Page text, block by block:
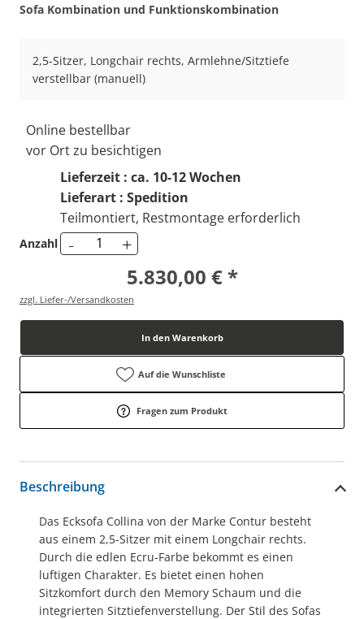
Sofa Kombination und Funktionskombination
2,5-Sitzer, Longchair rechts, Armlehne/Sitztiefe
verstellbar (manuell)
Online bestellbar
vor Ort zu besichtigen
Lieferzeit : ca. 10-12 Wochen
Lieferart : Spedition
Teilmontiert, Restmontage erforderlich
Anzahl - +
5.830,00 € *
zzgl. Liefer-/Versandkosten
In den Warenkorb
Auf die Wunschliste
Fragen zum Produkt
Beschreibung
Das Ecksofa Collina von der Marke Contur besteht
aus einem 2,5-Sitzer mit einem Longchair rechts.
Durch die edlen Ecru-Farbe bekommt es einen
luftigen Charakter. Es bietet einen hohen
Sitzkomfort durch den Memory Schaum und die
integrierten Sitztiefenverstellung. Der Stil des Sofas